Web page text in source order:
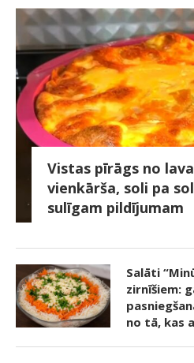
Vistas pīrāgs no
vienkārša, soli pa
sulīgam pildījumam
Salāti
zirnīšiem:
no tā, kas